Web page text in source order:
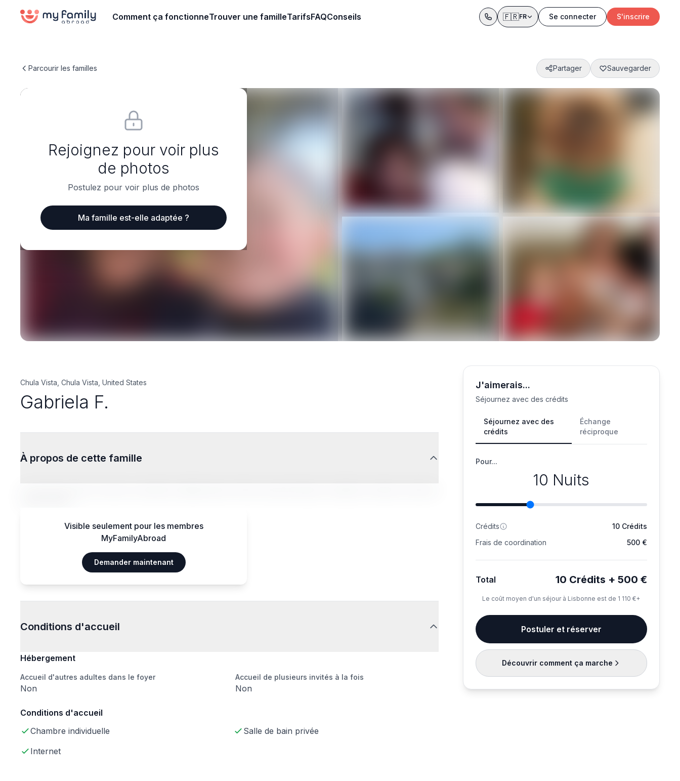
Comment ça fonctionneTrouver une familleTarifsFAQConseils 🇫🇷FR Se connecter S'inscrire
Parcourir les familles Partager Sauvegarder
Rejoignez pour voir plus
de photos
Postulez pour voir plus de photos
Ma famille est-elle adaptée ?
Chula Vista, Chula Vista, United States
Gabriela F.
À propos de cette famille
Visible seulement pour les membres
MyFamilyAbroad
Demander maintenant
Conditions d'accueil
Hébergement
Accueil d'autres adultes dans le foyer
Non
Accueil de plusieurs invités à la fois
Non
Conditions d'accueil
Chambre individuelle
Salle de bain privée
Internet
J'aimerais...
Séjournez avec des crédits
Séjournez avec des
crédits
Échange
réciproque
Pour...
10 Nuits
Crédits
10 Crédits
Frais de coordination
500 €
Total 10 Crédits + 500 €
Le coût moyen d'un séjour à Lisbonne est de 1 110 €+
Postuler et réserver
Découvrir comment ça marche